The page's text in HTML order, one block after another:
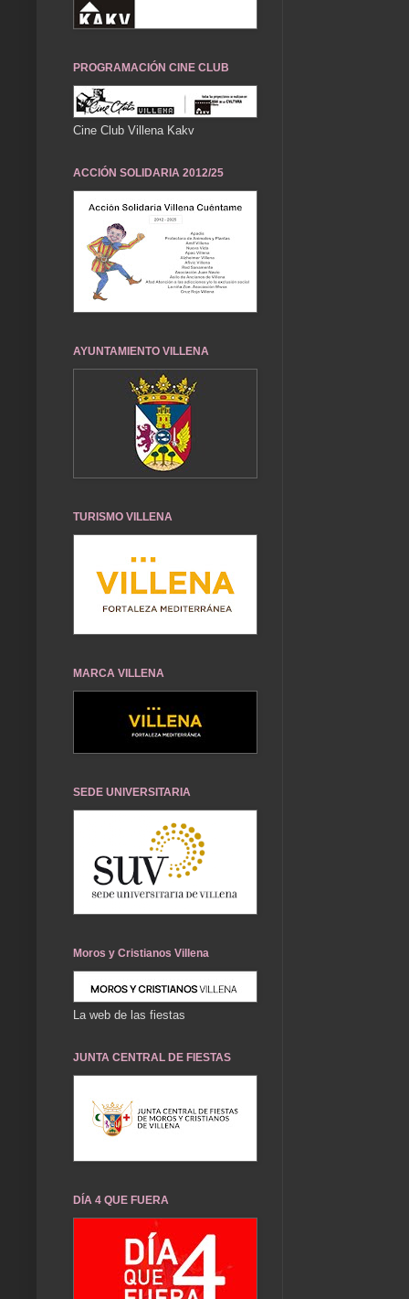
PROGRAMACIÓN CINE CLUB
Cine Club Villena Kakv
ACCIÓN SOLIDARIA 2012/25
AYUNTAMIENTO VILLENA
TURISMO VILLENA
MARCA VILLENA
SEDE UNIVERSITARIA
Moros y Cristianos Villena
La web de las fiestas
JUNTA CENTRAL DE FIESTAS
DÍA 4 QUE FUERA